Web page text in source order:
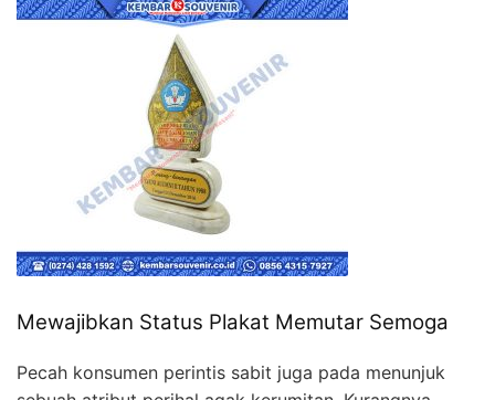
Mewajibkan Status Plakat Memutar Semoga
Pecah konsumen perintis sabit juga pada menunjuk